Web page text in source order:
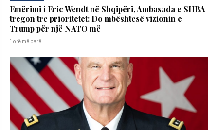
Emërimi i Eric Wendt në Shqipëri, Ambasada e SHBA
tregon tre prioritetet: Do mbështesë vizionin e
Trump për një NATO më
1 orë më parë